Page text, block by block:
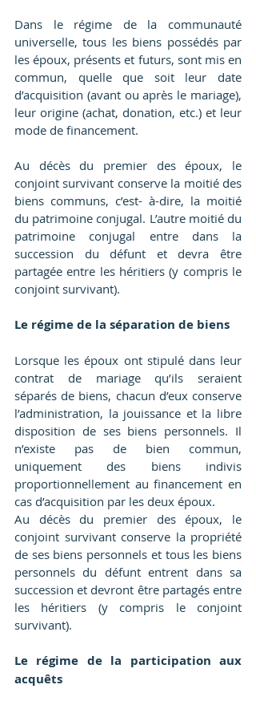
Dans le régime de la communauté
universelle, tous les biens possédés par
les époux, présents et futurs, sont mis en
commun, quelle que soit leur date
d’acquisition (avant ou après le mariage),
leur origine (achat, donation, etc.) et leur
mode de financement.
Au décès du premier des époux, le
conjoint survivant conserve la moitié des
biens communs, c’est- à-dire, la moitié
du patrimoine conjugal. L’autre moitié du
patrimoine conjugal entre dans la
succession du défunt et devra être
partagée entre les héritiers (y compris le
conjoint survivant).
Le régime de la séparation de biens
Lorsque les époux ont stipulé dans leur
contrat de mariage qu’ils seraient
séparés de biens, chacun d’eux conserve
l’administration, la jouissance et la libre
disposition de ses biens personnels. Il
n’existe pas de bien commun,
uniquement des biens indivis
proportionnellement au financement en
cas d’acquisition par les deux époux.
Au décès du premier des époux, le
conjoint survivant conserve la propriété
de ses biens personnels et tous les biens
personnels du défunt entrent dans sa
succession et devront être partagés entre
les héritiers (y compris le conjoint
survivant).
Le régime de la participation aux
acquêts